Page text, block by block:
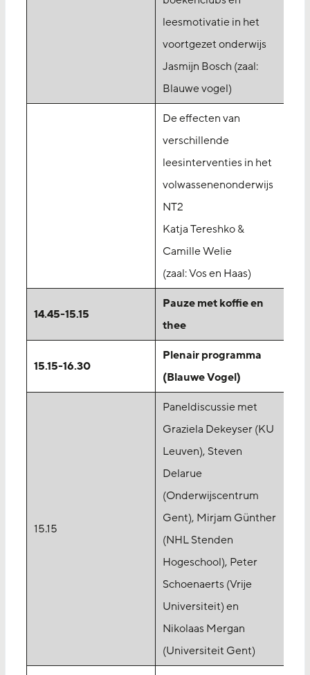
leesmotivatie in het
voortgezet onderwijs
Jasmijn Bosch (zaal:
Blauwe vogel)
De effecten van
verschillende
leesinterventies in het
volwassenenonderwijs
NT2
Katja Tereshko &
Camille Welie
(zaal: Vos en Haas)
14.45-15.15
Pauze met koffie en
thee
15.15-16.30
Plenair programma
(Blauwe Vogel)
15.15
Paneldiscussie met
Graziela Dekeyser (KU
Leuven), Steven
Delarue
(Onderwijscentrum
Gent), Mirjam Günther
(NHL Stenden
Hogeschool), Peter
Schoenaerts (Vrije
Universiteit) en
Nikolaas Mergan
(Universiteit Gent)